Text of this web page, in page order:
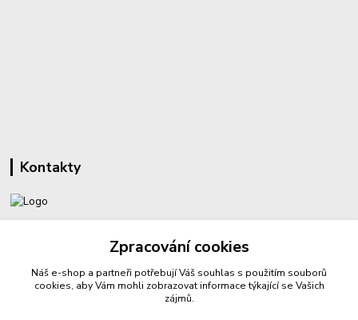
Kontakty
sperkyproradost@seznam.cz
Zpracování cookies
Náš e-shop a partneři potřebují Váš souhlas s použitím souborů
cookies, aby Vám mohli zobrazovat informace týkající se Vašich
zájmů.